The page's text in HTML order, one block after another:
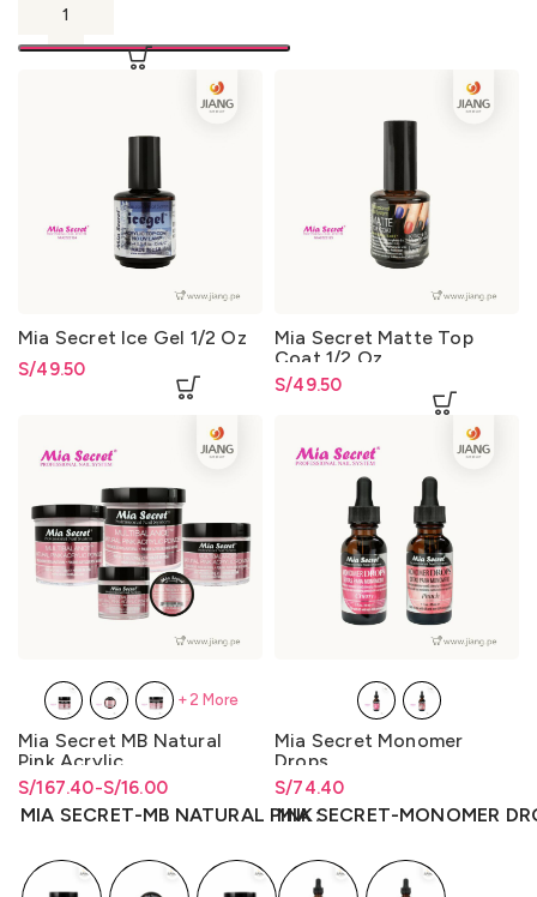
Mia Secret Ice Gel 1/2 Oz
S/49.50
Mia Secret Matte Top
Coat 1/2 Oz
S/49.50
Mia Secret MB Natural
Pink Acrylic
S/16.00
-
S/167.40
Rango de precios: desde
S/16.00 hasta S/167.40
Rango de precios: desde
S/16.00hastaS/167.40
MIA SECRET-MB NATURAL PINK
+2 More
Mia Secret Monomer
Drops
S/74.40
Rango de precios: desde
S/74.40hastaS/74.40
MIA SECRET-MONOMER